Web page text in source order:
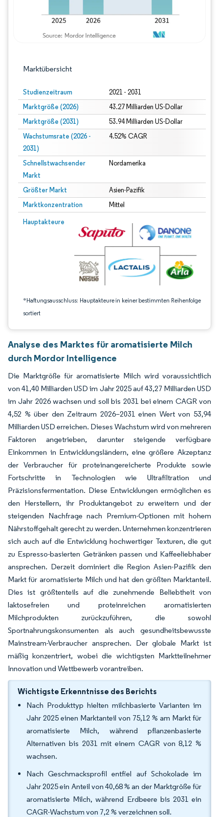
Marktübersicht
Studienzeitraum 2021 - 2031
Marktgröße (2026) 43.27 Milliarden US-Dollar
Marktgröße (2031) 53.94 Milliarden US-Dollar
Wachstumsrate (2026 -
2031)
4.52% CAGR
Schnellstwachsender
Markt
Nordamerika
Größter Markt Asien-Pazifik
Marktkonzentration Mittel
Hauptakteure
*Haftungsausschluss: Hauptakteure in keiner bestimmten Reihenfolge
sortiert
Bild © Mordor Intelligence. Wiederverwendung erfordert Namensnennung
Analyse des Marktes für aromatisierte Milch
durch Mordor Intelligence
Die Marktgröße für aromatisierte Milch wird voraussichtlich
von 41,40 Milliarden USD im Jahr 2025 auf 43,27 Milliarden USD
im Jahr 2026 wachsen und soll bis 2031 bei einem CAGR von
4,52 % über den Zeitraum 2026–2031 einen Wert von 53,94
Milliarden USD erreichen. Dieses Wachstum wird von mehreren
Faktoren angetrieben, darunter steigende verfügbare
Einkommen in Entwicklungsländern, eine größere Akzeptanz
der Verbraucher für proteinangereicherte Produkte sowie
Fortschritte in Technologien wie Ultrafiltration und
Präzisionsfermentation. Diese Entwicklungen ermöglichen es
den Herstellern, ihr Produktangebot zu erweitern und der
steigenden Nachfrage nach Premium-Optionen mit hohem
Nährstoffgehalt gerecht zu werden. Unternehmen konzentrieren
sich auch auf die Entwicklung hochwertiger Texturen, die gut
zu Espresso-basierten Getränken passen und Kaffeeliebhaber
ansprechen. Derzeit dominiert die Region Asien-Pazifik den
Markt für aromatisierte Milch und hat den größten Marktanteil.
Dies ist größtenteils auf die zunehmende Beliebtheit von
laktosefreien und proteinreichen aromatisierten
Milchprodukten zurückzuführen, die sowohl
Sportnahrungskonsumenten als auch gesundheitsbewusste
Mainstream-Verbraucher ansprechen. Der globale Markt ist
mäßig konzentriert, wobei die wichtigsten Marktteilnehmer
Innovation und Wettbewerb vorantreiben.
Wichtigste Erkenntnisse des Berichts
Nach Produkttyp hielten milchbasierte Varianten im
Jahr 2025 einen Marktanteil von 75,12 % am Markt für
aromatisierte Milch, während pflanzenbasierte
Alternativen bis 2031 mit einem CAGR von 8,12 %
wachsen.
Nach Geschmacksprofil entfiel auf Schokolade im
Jahr 2025 ein Anteil von 40,68 % an der Marktgröße für
aromatisierte Milch, während Erdbeere bis 2031 ein
CAGR-Wachstum von 7,2 % verzeichnen soll.